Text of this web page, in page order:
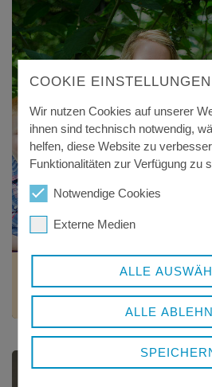
KINDERTAGESPFLEGE
Informationen für Eltern
COOKIE EINSTELLUNGEN
Wir nutzen Cookies auf unserer
ihnen sind technisch notwendig,
helfen, diese Website zu
Funktionalitäten zur Verfügung zu
Notwendige Cookies
Externe Medien
ALLE
ALLE